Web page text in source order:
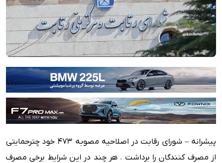
پیشرانه – شورای رقابت در اصلاحیه مصوبه 473 خود چترحمایتی
از مصرف کنندگان را برداشت . هر چند در این شرایط برخی مصرف